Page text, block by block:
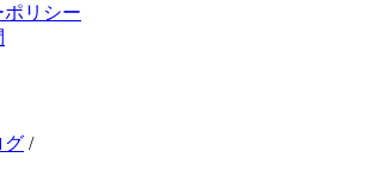
リシー
グ /